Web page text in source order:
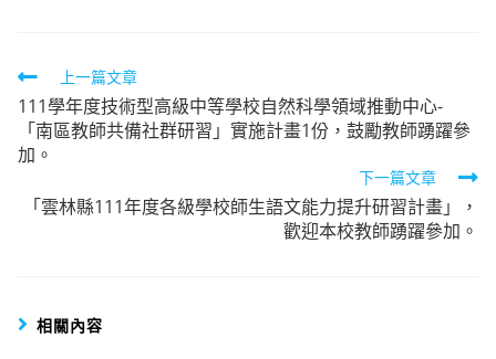
Read
more
articles
上一篇文章
111學年度技術型高級中等學校自然科學領域推動中心-
「南區教師共備社群研習」實施計畫1份，鼓勵教師踴躍參
加。
下一篇文章
「雲林縣111年度各級學校師生語文能力提升研習計畫」，
歡迎本校教師踴躍參加。
相關內容